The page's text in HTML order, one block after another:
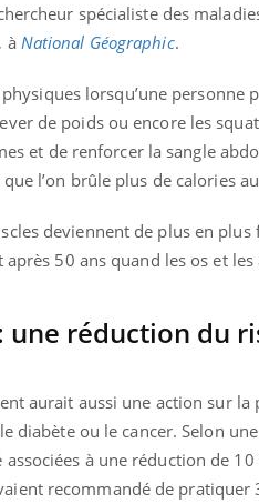
spécialiste des
à National Géographic.
lorsqu’une personne
de poids ou encore les
et de renforcer la sangle
l’on brûle plus de calories
deviennent de plus en
50 ans quand les os et
réduction du
aurait aussi une action sur
diabète ou le cancer. Selon
à une réduction de
recommandé de